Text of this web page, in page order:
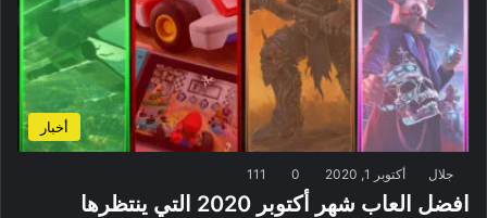
أخبار
جلال أكتوبر 1, 2020 0
111
افضل العاب شهر أكتوبر 2020 التي ينتظرها